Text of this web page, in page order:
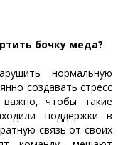
бочку меда?
нормальную
создавать стресс
чтобы такие
поддержки в
связь от своих